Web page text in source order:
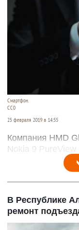
Смартфон.
СС0
25 февраля 2019 в 14:55
Компания HMD
Nokia 9 PureView
В Республике
ремонт